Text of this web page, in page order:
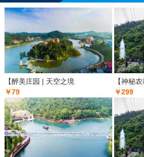
【醉美庄园 | 天空之境
￥79
【神秘
￥299